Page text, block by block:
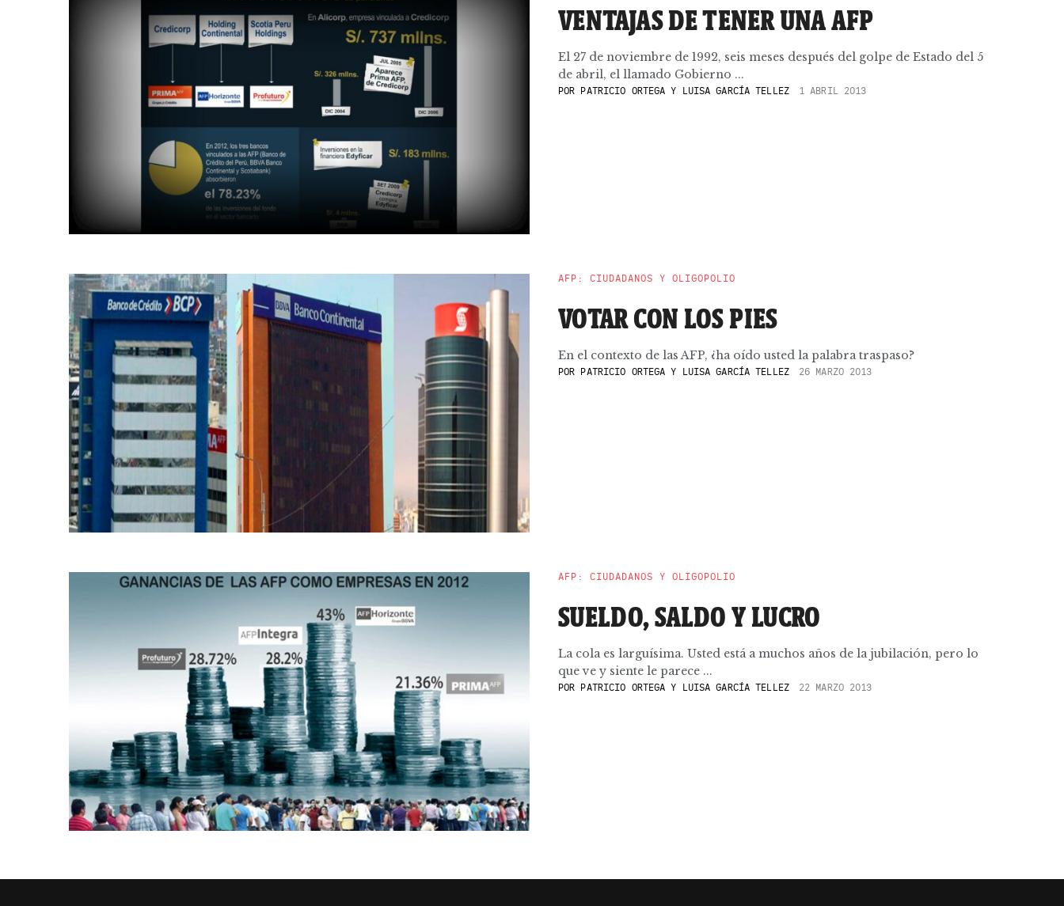
VENTAJAS DE TENER UNA AFP
El 27 de noviembre de 1992, seis meses después del golpe de Estado del 5
de abril, el llamado Gobierno ...
POR PATRICIO ORTEGA Y LUISA GARCÍA TELLEZ 1 ABRIL 2013
AFP: CIUDADANOS Y OLIGOPOLIO
VOTAR CON LOS PIES
En el contexto de las AFP, ¿ha oído usted la palabra traspaso?
POR PATRICIO ORTEGA Y LUISA GARCÍA TELLEZ 26 MARZO 2013
AFP: CIUDADANOS Y OLIGOPOLIO
SUELDO, SALDO Y LUCRO
La cola es larguísima. Usted está a muchos años de la jubilación, pero lo
que ve y siente le parece ...
POR PATRICIO ORTEGA Y LUISA GARCÍA TELLEZ 22 MARZO 2013